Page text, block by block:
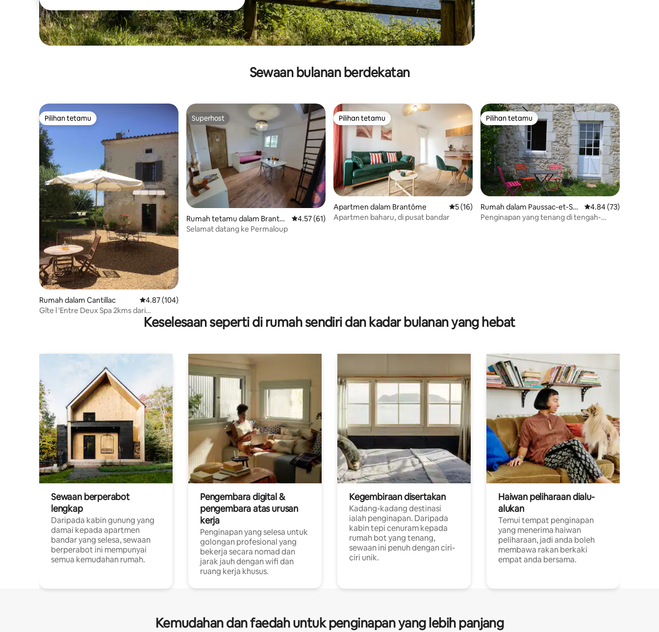
Sewaan bulanan berdekatan
Pilihan tetamu
Pilihan tetamu
Rumah dalam Cantillac Penarafan purata 4.87 daripada 5, 104 ulasan
4.87 (104)
Gîte l 'Entre Deux Spa 2kms dari
Superhost
Superhost
Rumah tetamu dalam Brantô
me en Périgord
Penarafan purata 4.57 daripada 5, 61 ulasan
4.57 (61)
Selamat datang ke Permaloup
Pilihan tetamu
Pilihan tetamu
Apartmen dalam Brantôme Penarafan purata 5 daripada 5, 16 ulasan
5 (16)
Apartmen baharu, di pusat bandar
Pilihan tetamu
Pilihan tetamu
Rumah dalam Paussac-et-Sai
nt-Vivien
Penarafan purata
4.84 (73)
Penginapan yang tenang di tengah-
Keselesaan seperti di rumah sendiri dan kadar bulanan yang hebat
Sewaan berperabot
lengkap
Daripada kabin gunung yang
damai kepada apartmen
bandar yang selesa, sewaan
berperabot ini mempunyai
semua kemudahan rumah.
Pengembara digital &
pengembara atas urusan
kerja
Penginapan yang selesa untuk
golongan profesional yang
bekerja secara nomad dan
jarak jauh dengan wifi dan
ruang kerja khusus.
Kegembiraan disertakan
Kadang-kadang destinasi
ialah penginapan. Daripada
kabin tepi cenuram kepada
rumah bot yang tenang,
sewaan ini penuh dengan ciri-
ciri unik.
Haiwan peliharaan dialu-
alukan
Temui tempat penginapan
yang menerima haiwan
peliharaan, jadi anda boleh
membawa rakan berkaki
empat anda bersama.
Kemudahan dan faedah untuk penginapan yang lebih panjang